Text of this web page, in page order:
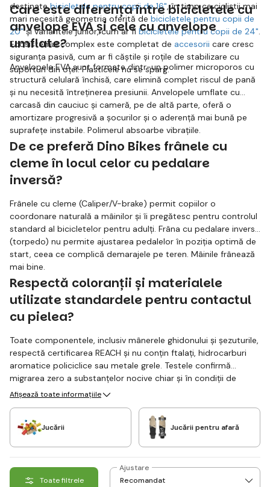
destinatebicicletele pentru copii de 16", în timp ce cicliștii mai
mari necesită geometria oferită de bicicletele pentru copii de
20"și variantele junior, cum ar fi bicicletele pentru copii de 24".
Ecosistemul complex este completat de accesorii care cresc
siguranța pasivă, cum ar fi căștile și roțile de stabilizare cu
suporturi din oțel. Plasticele nu se sparg.
Care este diferența între bicicletele cu
anvelope EVA și cele cu anvelope
umflate?
Anvelopele EVA sunt formate dintr-un polimer microporos cu
structură celulară închisă, care elimină complet riscul de pană
și nu necesită întreținerea presiunii. Anvelopele umflate cu
carcasă din cauciuc și cameră, pe de altă parte, oferă o
amortizare progresivă a șocurilor și o aderență mai bună pe
suprafețe instabile. Polimerul absoarbe vibrațiile.
De ce preferă Dino Bikes frânele cu
cleme în locul celor cu pedalare
inversă?
Frânele cu cleme (Caliper/V-brake) permit copiilor o
coordonare naturală a mâinilor și îi pregătesc pentru controlul
standard al bicicletelor pentru adulți. Frâna cu pedalare inversă
(torpedo) nu permite ajustarea pedalelor în poziția optimă de
start, ceea ce complică demarajele pe teren. Mâinile frânează
mai bine.
Respectă coloranții și materialele
utilizate standardele pentru contactul
cu pielea?
Toate componentele, inclusiv mânerele ghidonului și șezuturile,
respectă certificarea REACH și nu conțin ftalați, hidrocarburi
aromatice policiclice sau metale grele. Testele confirmă
migrarea zero a substanțelor nocive chiar și în condiții de
expunere prelungită la transpirație. Materialul rămâne inert.
Afișează toate informațiile
Jucării Jucării pentru afară
Toate filtrele
Ajustare